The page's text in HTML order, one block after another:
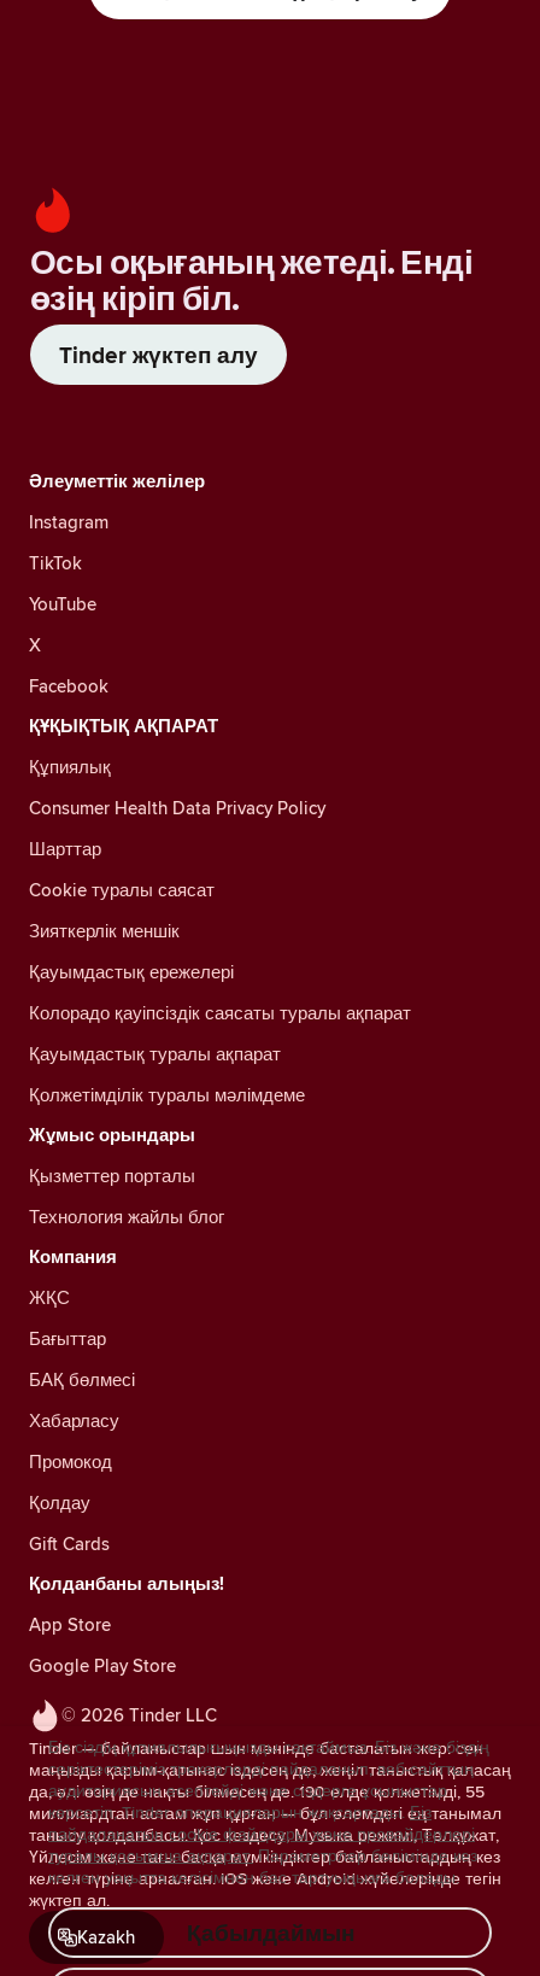
Осы оқығаның жетеді. Енді
өзің кіріп біл.
Tinder жүктеп алу
© 2026 Tinder LLC
Tinder — байланыстар шын мәнінде басталатын жер: сен
маңызды қарым-қатынас іздесең де, жеңіл таныстық қаласаң
да, әлі өзің де нақты білмесең де. 190 елде қолжетімді, 55
миллиардтан астам жұп құрған — бұл әлемдегі ең танымал
танысу қолданбасы. Қос кездесу, Музыка режимі, Төлқұжат,
Үйлесім және тағы басқа мүмкіндіктер байланыстардың кез
келген түріне арналған. iOS және Android жүйелерінде тегін
жүктеп ал.
Kazakh
Әлеуметтік желілер
Instagram
TikTok
YouTube
X
Facebook
ҚҰҚЫҚТЫҚ АҚПАРАТ
Құпиялық
Consumer Health Data Privacy Policy
Шарттар
Cookie туралы саясат
Зияткерлік меншік
Қауымдастық ережелері
Колорадо қауіпсіздік саясаты туралы ақпарат
Қауымдастық туралы ақпарат
Қолжетімділік туралы мәлімдеме
Жұмыс орындары
Қызметтер порталы
Технология жайлы блог
Компания
ЖҚС
Бағыттар
БАҚ бөлмесі
Хабарласу
Промокод
Қолдау
Gift Cards
Қолданбаны алыңыз!
App Store
Google Play Store
Біз сіздің құпиялылығыңызды сақтаймыз. Біз және біздің
серіктестеріміз трекерлерді пайдаланып, веб-сайттың
аудиториясын есептейді және сіздерге ұсыныстар
көрсетіп, Tinder операцияларын жақсартады. Біз
пайдаланатын cookie файлдары және провайдерлері
туралы қосымша ақпарат. Параметрлер бөлімінде кез
келген уақытта келісімнен бас тартуыңызға болады.
Қабылдаймын